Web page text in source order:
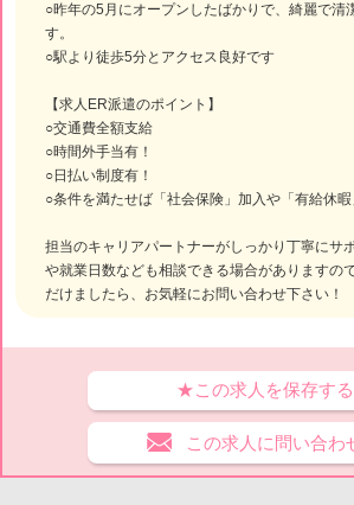
○昨年の5月にオープンしたばかりで、綺麗で清
す。
○駅より徒歩5分とアクセス良好です
【求人ER派遣のポイント】
○交通費全額支給
○時間外手当有！
○日払い制度有！
○条件を満たせば「社会保険」加入や「有給休暇
担当のキャリアパートナーがしっかり丁寧にサ
や就業日数なども相談できる場合がありますの
だけましたら、お気軽にお問い合わせ下さい！
★この求人を保存する
この求人に問い合わ